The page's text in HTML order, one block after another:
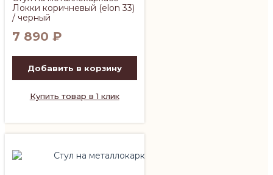
Локки коричневый (elon 33)
/ черный
7 890 ₽
Добавить в корзину
Купить товар в 1 клик